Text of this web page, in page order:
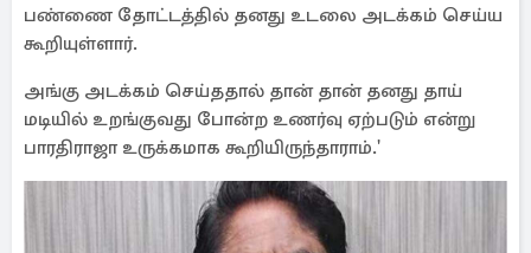
பண்ணை தோட்டத்தில் தனது உடலை அடக்கம் செய்ய
கூறியுள்ளார்.
அங்கு அடக்கம் செய்ததால் தான் தான் தனது தாய்
மடியில் உறங்குவது போன்ற உணர்வு ஏற்படும் என்று
பாரதிராஜா உருக்கமாக கூறியிருந்தாராம்.'